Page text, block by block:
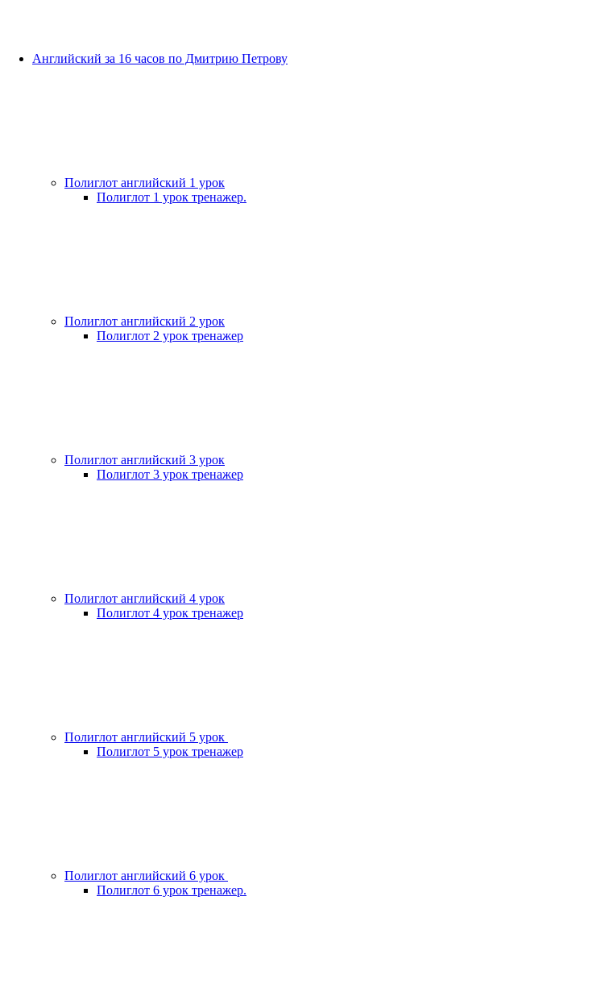
Английский за 16 часов по Дмитрию Петрову
Полиглот английский 1 урок
Полиглот 1 урок тренажер.
Полиглот английский 2 урок
Полиглот 2 урок тренажер
Полиглот английский 3 урок
Полиглот 3 урок тренажер
Полиглот английский 4 урок
Полиглот 4 урок тренажер
Полиглот английский 5 урок
Полиглот 5 урок тренажер
Полиглот английский 6 урок
Полиглот 6 урок тренажер.